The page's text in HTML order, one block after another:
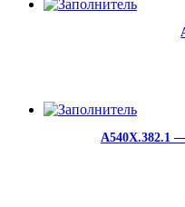
A540X.382.1